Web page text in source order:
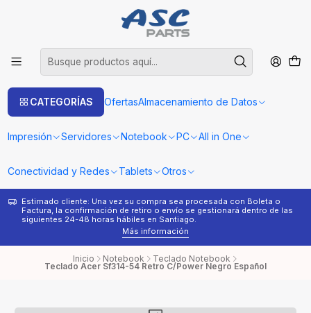
CATEGORÍAS OfertasAlmacenamiento de Datos
Impresión Servidores Notebook PC All in One
Conectividad y Redes Tablets Otros
Estimado cliente: Una vez su compra sea procesada con Boleta o
Factura, la confirmación de retiro o envío se gestionará dentro de las
siguientes 24-48 horas hábiles en Santiago.
Más información
Inicio Notebook Teclado Notebook
Teclado Acer Sf314-54 Retro C/Power Negro Español